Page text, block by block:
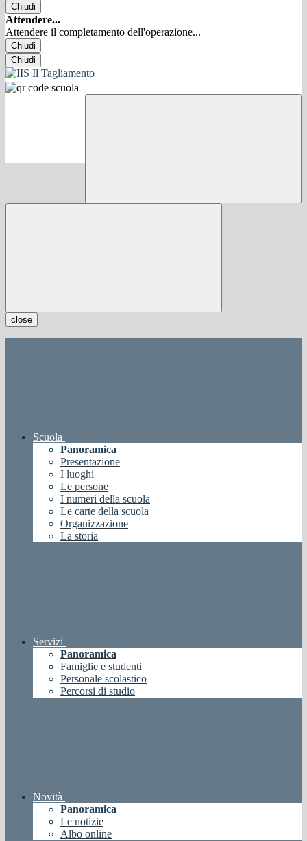
Chiudi
Attendere...
Attendere il completamento dell'operazione...
Chiudi
Chiudi
close
Scuola
Panoramica
Presentazione
I luoghi
Le persone
I numeri della scuola
Le carte della scuola
Organizzazione
La storia
Servizi
Panoramica
Famiglie e studenti
Personale scolastico
Percorsi di studio
Novità
Panoramica
Le notizie
Albo online